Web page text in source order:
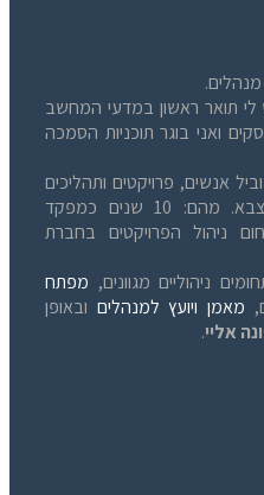
מנהלים.
תואר ראשון במדעי המחשב
ואני בוגר תוכניות הסמכה
אנשים, פרויקטים ותהליכים
ארגוניים בהייטק, בתעשייה ובצבא. מהם: 10 שנים כמפקד
תחום ניהול הפרויקטים בחברת
ניהוליים מגוונים, מפתח
מאמן ויועץ למנהלים ובאופן
אליי.